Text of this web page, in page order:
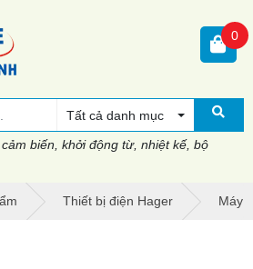
Tất cả danh mục
biến, khởi động từ, nhiệt kế, bộ
0
Thiết bị điện Hager Máy